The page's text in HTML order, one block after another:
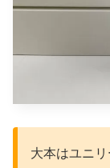
大本はユニリ